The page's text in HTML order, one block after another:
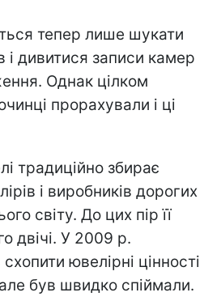
тепер лише шукати
і дивитися записи камер
Однак цілком
прорахували і ці
традиційно збирає
і виробників дорогих
світу. До цих пір її
двічі. У 2009 р.
ювелірні цінності
був швидко спіймали.